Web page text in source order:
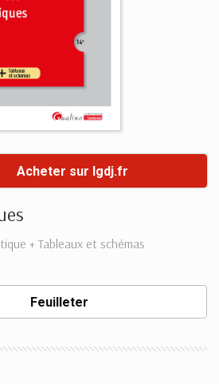
Acheter sur lgdj.fr
+ Tableaux et schémas
Feuilleter